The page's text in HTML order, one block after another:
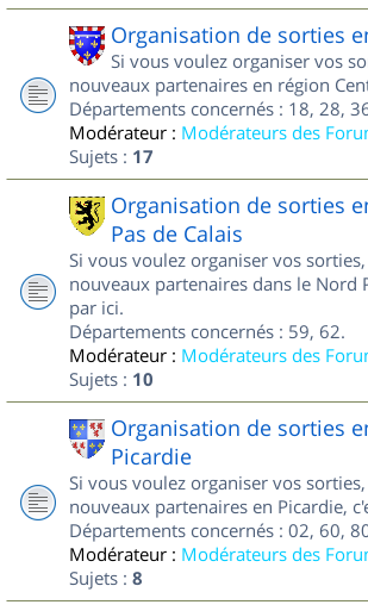
Organisation de sorties
Si vous voulez organiser vos
nouveaux partenaires en région
Départements concernés : 18, 28,
Modérateur : Modérateurs des
Sujets : 17
Organisation de sorties
Pas de Calais
Si vous voulez organiser vos
nouveaux partenaires dans le Nord
par ici.
Départements concernés : 59, 62.
Modérateur : Modérateurs des
Sujets : 10
Organisation de sorties
Picardie
Si vous voulez organiser vos
nouveaux partenaires en Picardie,
Départements concernés : 02, 60,
Modérateur : Modérateurs des
Sujets : 8